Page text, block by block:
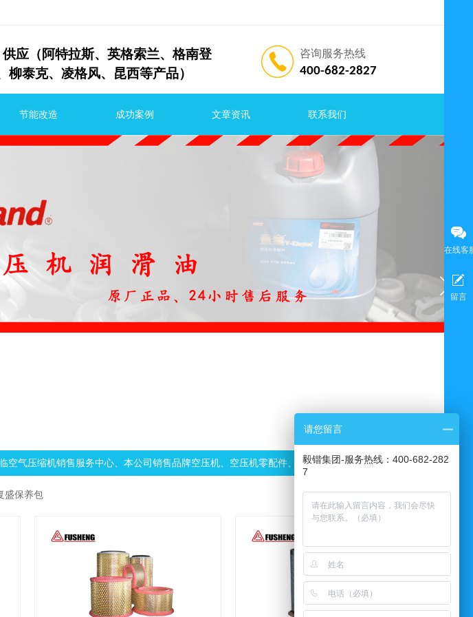
供应（阿特拉斯、英格索兰、格南登
柳泰克、 凌格风、昆西等产品）
咨询服务热线
400-682-2827
节能改造 成功案例 文章资讯 联系我们
空气压缩机销售服务中心、本公司销售品牌空压机、空压机零配件、空压机润滑油、空压机... 欢迎光临空
盛保养包
在线客
留言
请您留言
毅锴集团-服务热线：400-682-282